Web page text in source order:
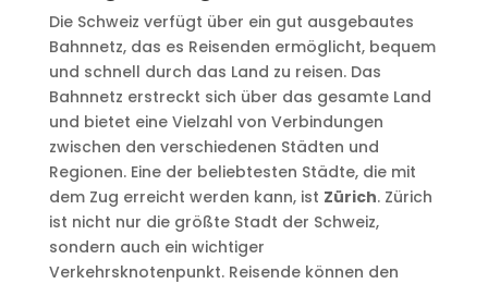
Die Schweiz verfügt über ein gut ausgebautes
Bahnnetz, das es Reisenden ermöglicht, bequem
und schnell durch das Land zu reisen. Das
Bahnnetz erstreckt sich über das gesamte Land
und bietet eine Vielzahl von Verbindungen
zwischen den verschiedenen Städten und
Regionen. Eine der beliebtesten Städte, die mit
dem Zug erreicht werden kann, ist Zürich. Zürich
ist nicht nur die größte Stadt der Schweiz,
sondern auch ein wichtiger
Verkehrsknotenpunkt. Reisende können den